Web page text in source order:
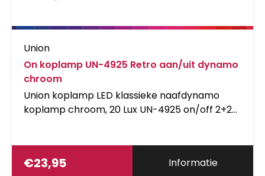
Union
On koplamp UN-4925 Retro aan/uit dynamo
chroom
Union koplamp LED klassieke naafdynamo
koplamp chroom, 20 Lux UN-4925 on/off 2+2
€23,95 Informatie